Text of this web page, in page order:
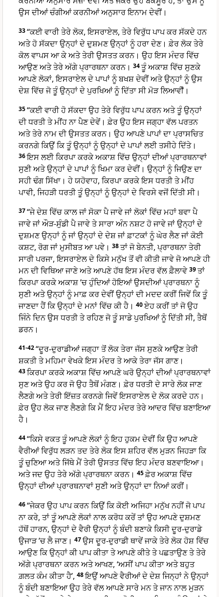
ਉਸ ਦੀਆਂ ਚੰਗੀਆਂ ਕਰਨੀਆਂ ਅਨੁਸਾਰ ਇਨਾਮ ਦੇਵੀਂ।
33“ਕਈ ਵਾਰੀ ਤੇਰੇ ਲੋਕ, ਇਸਰਾਏਲ, ਤੇਰੇ ਵਿਰੁੱਧ ਪਾਪ ਕਰ ਸੱਕਦੇ ਹਨ
ਅਤੇ ਹੋ ਸੱਕਦਾ ਉਨ੍ਹਾਂ ਦੇ ਦੁਸ਼ਮਣ ਉਨ੍ਹਾਂ ਨੂੰ ਹਰਾ ਦੇਣ। ਫ਼ੇਰ ਲੋਕ ਤੇਰੇ
ਕੋਲ ਵਾਪਸ ਆ ਕੇ ਅਤੇ ਤੇਰੀ ਉਸਤਤ ਕਰਨ। ਉਹ ਇਸ ਮੰਦਰ ਵਿੱਚ
ਆਉਣ ਅਤੇ ਤੇਰੇ ਅੱਗੇ ਪ੍ਰਾਰਥਨਾ ਕਰਨ। 34ਤੂੰ ਅਕਾਸ਼ ਵਿੱਚ ਸੁਣਕੇ
ਆਪਣੇ ਲੋਕਾਂ, ਇਸਰਾਏਲ ਦੇ ਪਾਪਾਂ ਨੂੰ ਬਖਸ਼ ਦੇਵੀਂ ਅਤੇ ਉਨ੍ਹਾਂ ਨੂੰ ਉਸ
ਦੇਸ਼ ਵਿੱਚ ਜੋ ਤੂੰ ਉਨ੍ਹਾਂ ਦੇ ਪੁਰਖਿਆਂ ਨੂੰ ਦਿੱਤਾ ਸੀ ਮੋੜ ਲਿਆਵੀਁ।
35“ਕਈ ਵਾਰੀ ਹੋ ਸੱਕਦਾ ਉਹ ਤੇਰੇ ਵਿਰੁੱਧ ਪਾਪ ਕਰਨ ਅਤੇ ਤੂੰ ਉਨ੍ਹਾਂ
ਦੀ ਧਰਤੀ ਤੇ ਮੀਂਹ ਨਾ ਪੈਣ ਦੇਵੇਂ। ਫ਼ੇਰ ਉਹ ਇਸ ਜਗ੍ਹਾ ਵੱਲ ਪਰਤਨ
ਅਤੇ ਤੇਰੇ ਨਾਮ ਦੀ ਉਸਤਤ ਕਰਨ। ਉਹ ਆਪਣੇ ਪਾਪਾਂ ਦਾ ਪ੍ਰਾਸਚਿਤ
ਕਰਨਗੇ ਕਿਉਂ ਕਿ ਤੂੰ ਉਨ੍ਹਾਂ ਨੂੰ ਉਨ੍ਹਾਂ ਦੇ ਪਾਪਾਂ ਲਈ ਤਸੀਹੇ ਦਿੱਤੇ।
36ਇਸ ਲਈ ਕਿਰਪਾ ਕਰਕੇ ਅਕਾਸ਼ ਵਿੱਚ ਉਨ੍ਹਾਂ ਦੀਆਂ ਪ੍ਰਾਰਥਨਾਵਾਂ
ਸੁਣੀ ਅਤੇ ਉਨ੍ਹਾਂ ਦੇ ਪਾਪਾਂ ਨੂੰ ਖਿਮਾ ਕਰ ਦੇਵੀਂ। ਉਨ੍ਹਾਂ ਨੂੰ ਜਿਉਣ ਦਾ
ਸਹੀ ਢੰਗ ਸਿੱਖਾ। ਹੇ ਯਹੋਵਾਹ, ਕਿਰਪਾ ਕਰਕੇ ਇਸ ਧਰਤੀ ਤੇ ਮੀਂਹ
ਪਾਵੀ, ਜਿਹੜੀ ਧਰਤੀ ਤੂੰ ਉਨ੍ਹਾਂ ਨੂੰ ਉਨ੍ਹਾਂ ਦੇ ਵਿਰਸੇ ਵਜੋਂ ਦਿੱਤੀ ਸੀ।
37“ਜੇ ਦੇਸ਼ ਵਿੱਚ ਕਾਲ ਜਾਂ ਸੋਕਾ ਪੈ ਜਾਵੇ ਜਾਂ ਲੋਕਾਂ ਵਿੱਚ ਮਹਾਂ ਬਵਾ ਪੈ
ਜਾਵੇ ਜਾਂ ਔੜ-ਸੁੰਡੀ ਪੈ ਜਾਵੇ ਤੇ ਸਾਰਾ ਅੰਨ ਨਸ਼ਟ ਹੋ ਜਾਵੇ ਜਾਂ ਉਨ੍ਹਾਂ ਦੇ
ਦੁਸ਼ਮਣ ਉਨ੍ਹਾਂ ਨੂੰ ਜਾਂ ਉਨ੍ਹਾਂ ਦੇ ਦੇਸ਼ ਜਾਂ ਫ਼ਾਟਕਾਂ ਨੂੰ ਘੇਰ ਲੈਣ ਜਾਂ ਕੋਈ
ਕਸ਼ਟ, ਰੋਗ ਜਾਂ ਮੁਸੀਬਤ ਆ ਪਵੇ। 38ਤਾਂ ਜੋ ਬੇਨਤੀ, ਪ੍ਰਾਰਥਨਾ ਤੇਰੀ
ਸਾਰੀ ਪਰਜਾ, ਇਸਰਾਏਲ ਦੇ ਕਿਸੇ ਮਨੁੱਖ ਤੋਂ ਵੀ ਕੀਤੀ ਜਾਵੇ ਜੋ ਆਪਣੇ ਹੀ
ਮਨ ਦੀ ਵਿਥਿਆ ਜਾਣੇ ਅਤੇ ਆਪਣੇ ਹੱਥ ਇਸ ਮੰਦਰ ਵੱਲ ਫ਼ੈਲਾਵੇ 39ਤਾਂ
ਕਿਰਪਾ ਕਰਕੇ ਅਕਾਸ਼ ’ਚ ਹੁੰਦਿਆਂ ਹੋਇਆਂ ਉਸਦੀਆਂ ਪ੍ਰਾਰਥਨਾ ਨੂੰ
ਸੁਣੀ ਅਤੇ ਉਨ੍ਹਾਂ ਨੂੰ ਮਾਫ਼ ਕਰ ਦੇਵੀਂ ਉਨ੍ਹਾਂ ਦੀ ਮਦਦ ਕਰੀਂ ਜਿਵੇਂ ਕਿ ਤੂੰ
ਜਾਣਦਾ ਹੈਂ ਕਿ ਉਨ੍ਹਾਂ ਦੇ ਮਨਾਂ ਵਿੱਚ ਕੀ ਹੈ। 40ਏਹ ਕਰੀਂ ਤਾਂ ਜੋ ਉਹ
ਜਿੰਨੇ ਦਿਨ ਉਸ ਧਰਤੀ ਤੇ ਰਹਿਣ ਜੋ ਤੂੰ ਸਾਡੇ ਪੁਰਖਿਆਂ ਨੂੰ ਦਿੱਤੀ ਸੀ, ਤੈਥੋਂ
ਡਰਨ।
41-42“ਦੂਰ-ਦੁਰਾਡੀਆਂ ਜਗ੍ਹਾ ਤੋਂ ਲੋਕ ਤੇਰਾ ਜੱਸ ਸੁਣਕੇ ਆਉਣ ਤੇਰੀ
ਸ਼ਕਤੀ ਤੇ ਮਹਿਮਾ ਵੇਖਕੇ ਇਸ ਮੰਦਰ ਤੇ ਆਕੇ ਤੇਰਾ ਜੱਸ ਗਾਣ।
43ਕਿਰਪਾ ਕਰਕੇ ਅਕਾਸ਼ ਵਿੱਚ ਆਪਣੇ ਘਰੋ ਉਨ੍ਹਾਂ ਦੀਆਂ ਪ੍ਰਾਰਥਨਾਵਾਂ
ਸੁਣ ਅਤੇ ਉਹ ਕਰ ਜੋ ਉਹ ਤੈਥੋਂ ਮੰਗਣ। ਫ਼ੇਰ ਧਰਤੀ ਦੇ ਸਾਰੇ ਲੋਕ ਜਾਣ
ਲੈਣਗੇ ਅਤੇ ਤੇਰੀ ਇੱਜ਼ਤ ਕਰਨਗੇ ਜਿਵੇਂ ਇਸਰਾਏਲ ਦੇ ਲੋਕ ਕਰਦੇ ਹਨ।
ਫ਼ੇਰ ਉਹ ਲੋਕ ਜਾਣ ਲੈਣਗੇ ਕਿ ਮੈਂ ਇਹ ਮੰਦਰ ਤੇਰੇ ਆਦਰ ਵਿੱਚ ਬਣਾਇਆ
ਹੈ।
44“ਕਿਸੇ ਵਕਤ ਤੂੰ ਆਪਣੇ ਲੋਕਾਂ ਨੂੰ ਇਹ ਹੁਕਮ ਦੇਵੀਂ ਕਿ ਉਹ ਆਪਣੇ
ਵੈਰੀਆਂ ਵਿਰੁੱਧ ਲੜਨ ਤਦ ਤੇਰੇ ਲੋਕ ਇਸ ਸ਼ਹਿਰ ਵੱਲ ਮੁੜਨ ਜਿਹੜਾ ਕਿ
ਤੂੰ ਚੁਣਿਆ ਅਤੇ ਜਿੱਥੇ ਮੈਂ ਤੇਰੀ ਉਸਤਤ ਵਿੱਚ ਇਹ ਮੰਦਰ ਬਣਵਾਇਆ।
ਅਤੇ ਜਦ ਉਹ ਤੇਰੇ ਅੱਗੇ ਪ੍ਰਾਰਥਨਾ ਕਰਨ। 45ਫ਼ੇਰ ਅਕਾਸ਼ ਵਿੱਚ
ਉਨ੍ਹਾਂ ਦੀਆਂ ਪ੍ਰਾਰਥਨਾਵਾਂ ਸੁਣੀ ਅਤੇ ਉਨ੍ਹਾਂ ਦਾ ਨਿਆਂ ਕਰੀਂ।
46“ਜੇਕਰ ਉਹ ਪਾਪ ਕਰਨ ਕਿਉਂ ਕਿ ਕੋਈ ਅਜਿਹਾ ਮਨੁੱਖ ਨਹੀਂ ਜੋ ਪਾਪ
ਨਾ ਕਰੇ, ਤਾਂ ਤੂੰ ਆਪਣੇ ਲੋਕਾਂ ਨਾਲ ਕਰੋਧ ਕਰੇਂ ਤਾਂ ਉਹ ਆਪਣੇ ਦੁਸ਼ਮਣ
ਹੱਥੋਂ ਹਾਰਨ, ਉਨ੍ਹਾਂ ਦੇ ਵੈਰੀ ਉਨ੍ਹਾਂ ਨੂੰ ਬੰਦੀ ਬਣਾਕੇ ਕਿਸੀ ਦੂਰ-ਦੁਰਾਡੇ
ਉਜਾੜ ’ਚ ਲੈ ਜਾਣ। 47ਉਸ ਦੂਰ-ਦੁਰਾਡੀ ਥਾਵੇਂ ਜਾਕੇ ਤੇਰੇ ਲੋਕ ਹੋਸ਼ ਵਿੱਚ
ਆਉਣ ਕਿ ਉਨ੍ਹਾਂ ਕੀ ਪਾਪ ਕੀਤਾ ਤੇ ਆਪਣੇ ਕੀਤੇ ਤੇ ਪਛਤਾਉਣ ਤੇ ਤੇਰੇ
ਅੱਗੇ ਪ੍ਰਾਰਥਨਾ ਕਰਨ ਅਤੇ ਆਖਣ, ‘ਅਸੀਂ ਪਾਪ ਕੀਤਾ ਅਤੇ ਬਹੁਤ
ਗ਼ਲਤ ਕੰਮ ਕੀਤਾ ਹੈ’, 48ਇਉਂ ਆਪਣੇ ਵੈਰੀਆਂ ਦੇ ਦੇਸ਼ ਜਿਨ੍ਹਾਂ ਨੇ ਉਨ੍ਹਾਂ
ਨੂੰ ਬੰਦੀ ਬਣਾਇਆ ਉਹ ਤੇਰੇ ਵੱਲ ਆਪਣੇ ਸਾਰੇ ਮਨ ਤੇ ਜਾਨ ਨਾਲ ਮੁੜਨ